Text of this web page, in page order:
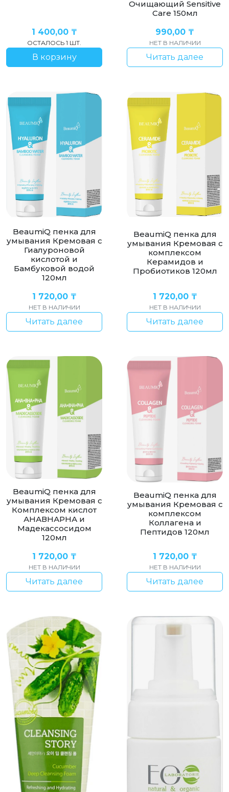
1 400,00 ₸
ОСТАЛОСЬ 1 ШТ.
В корзину
Очищающий Sensitive
Care 150мл
990,00 ₸
НЕТ В НАЛИЧИИ
Читать далее
BeaumiQ пенка для
умывания Кремовая с
Гиалуроновой
кислотой и
Бамбуковой водой
120мл
1 720,00 ₸
НЕТ В НАЛИЧИИ
Читать далее
BeaumiQ пенка для
умывания Кремовая с
комплексом
Керамидов и
Пробиотиков 120мл
1 720,00 ₸
НЕТ В НАЛИЧИИ
Читать далее
BeaumiQ пенка для
умывания Кремовая с
Комплексом кислот
АНАВНАРНА и
Мадекассосидом
120мл
1 720,00 ₸
НЕТ В НАЛИЧИИ
Читать далее
BeaumiQ пенка для
умывания Кремовая с
комплексом
Коллагена и
Пептидов 120мл
1 720,00 ₸
НЕТ В НАЛИЧИИ
Читать далее